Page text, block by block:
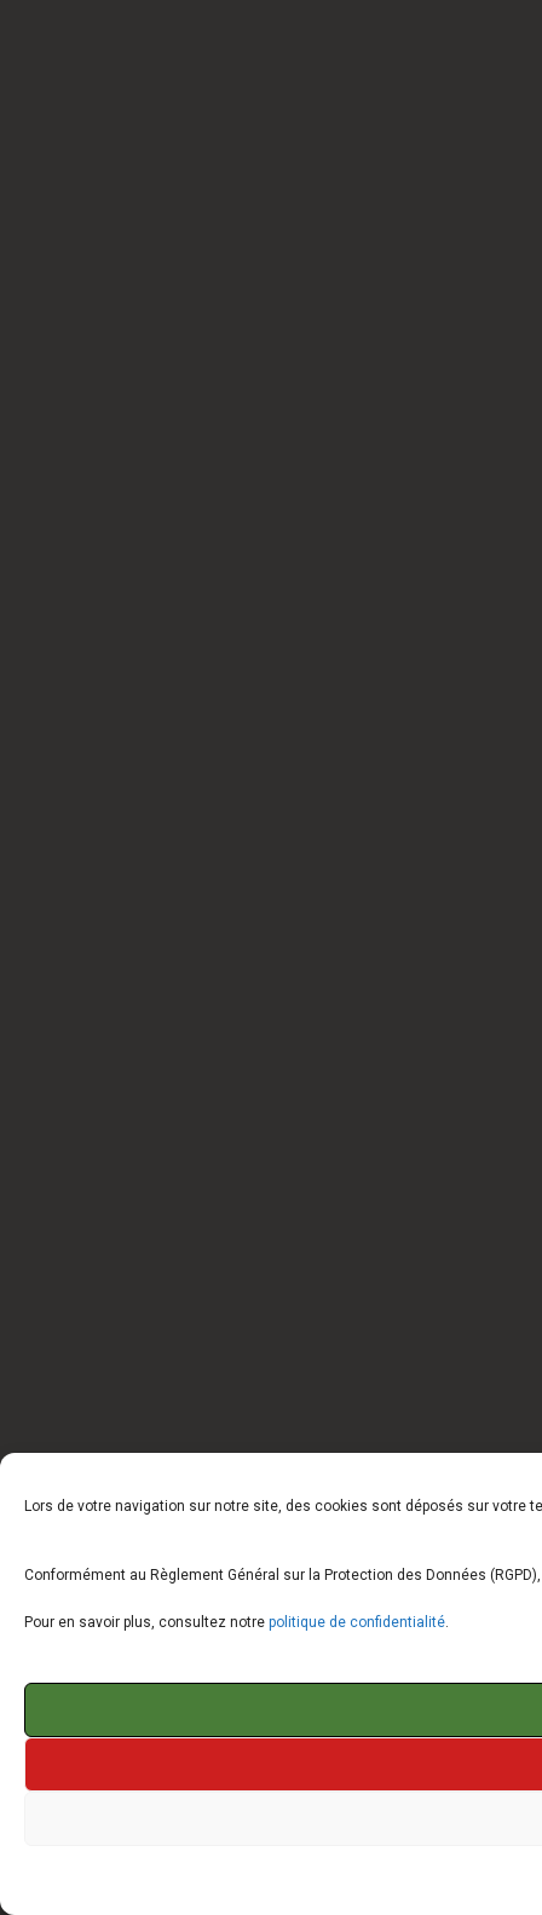
Lors de votre navigation sur notre site, des cookies sont déposés sur votre
Conformément au Règlement Général sur la Protection des Données
Pour en savoir plus, consultez notre politique de confidentialité.